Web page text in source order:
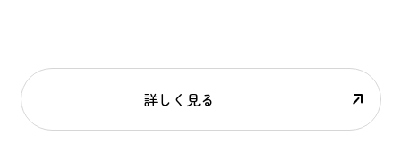
詳しく見る